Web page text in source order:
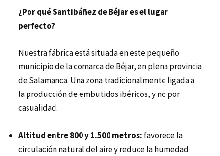
¿Por qué Santibáñez de Béjar es el lugar
perfecto?
Nuestra fábrica está situada en este pequeño
municipio de la comarca de Béjar, en plena provincia
de Salamanca. Una zona tradicionalmente ligada a
la producción de embutidos ibéricos, y no por
casualidad.
Altitud entre 800 y 1.500 metros: favorece la
circulación natural del aire y reduce la humedad